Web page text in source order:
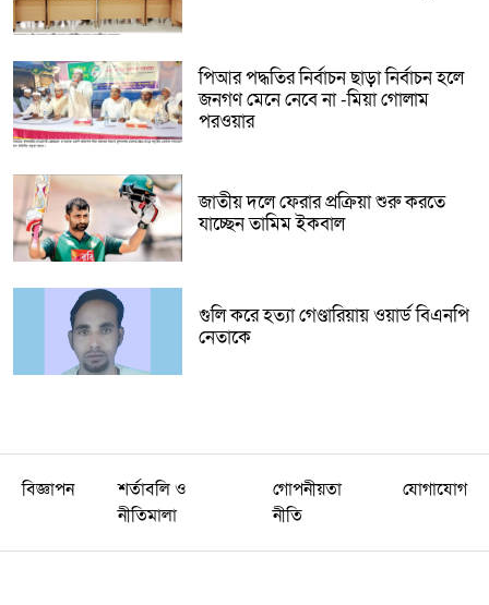
পিআর পদ্ধতির নির্বাচন ছাড়া নির্বাচন হলে
জনগণ মেনে নেবে না -মিয়া গোলাম
পরওয়ার
জাতীয় দলে ফেরার প্রক্রিয়া শুরু করতে
যাচ্ছেন তামিম ইকবাল
গুলি করে হত্যা গেণ্ডারিয়ায় ওয়ার্ড বিএনপি
নেতাকে
বিজ্ঞাপন
শর্তাবলি ও
নীতিমালা
গোপনীয়তা
নীতি
যোগাযোগ